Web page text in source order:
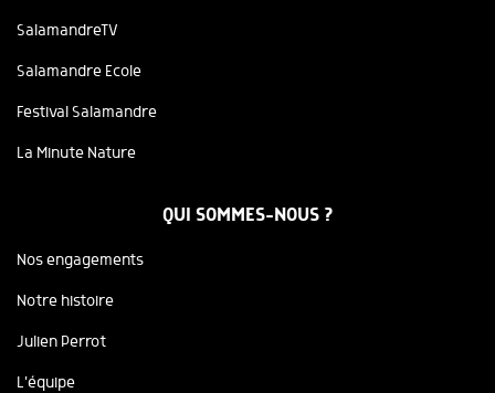
SalamandreTV
Salamandre Ecole
Festival Salamandre
La Minute Nature
QUI SOMMES-NOUS ?
Nos engagements
Notre histoire
Julien Perrot
L'équipe